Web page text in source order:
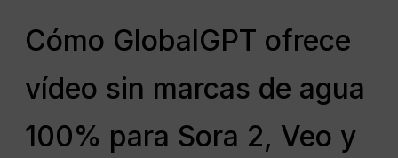
Cómo GlobalGPT ofrece
vídeo sin marcas de agua
100% para Sora 2, Veo y